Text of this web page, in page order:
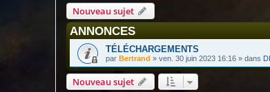
Nouveau sujet
ANNONCES
TÉLÉCHARGEMENTS
par Bertrand » ven. 30 juin 2023 16:16 » dans
Nouveau sujet